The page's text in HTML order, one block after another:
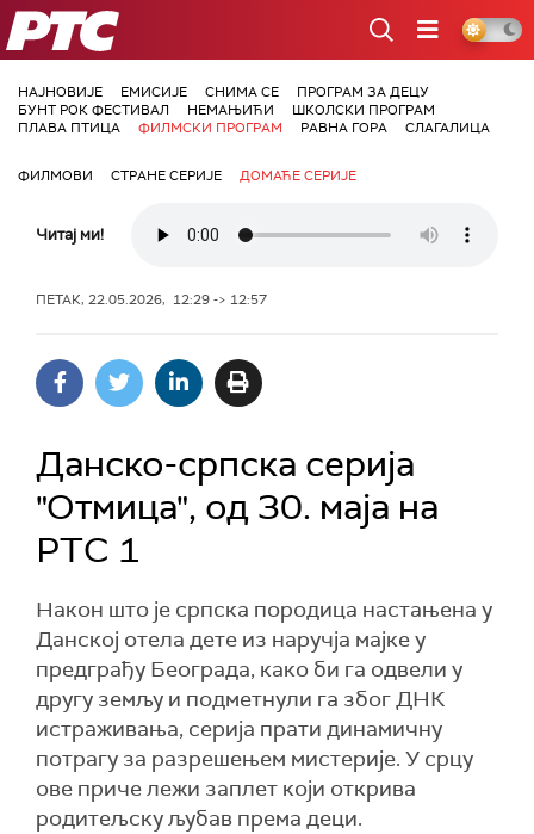
РТС
НАЈНОВИЈЕ ЕМИСИЈЕ СНИМА СЕ
ПРОГРАМ ЗА ДЕЦУ
БУНТ РОК ФЕСТИВАЛ
НЕМАЊИЋИ
ШКОЛСКИ ПРОГРАМ
ПЛАВА ПТИЦА
ФИЛМСКИ ПРОГРАМ РАВНА ГОРА СЛАГАЛИЦА
ФИЛМОВИ СТРАНЕ СЕРИЈЕ ДОМАЋЕ СЕРИЈЕ
Читај ми!
ПЕТАК, 22.05.2026, 12:29 -> 12:57
Данско-српска серија
"Отмица", од 30. маја на
РТС 1
Након што је српска породица настањена у
Данској отела дете из наручја мајке у
предграђу Београда, како би га одвели у
другу земљу и подметнули га због ДНК
истраживања, серија прати динамичну
потрагу за разрешењем мистерије. У срцу
ове приче лежи заплет који открива
родитељску љубав према деци.